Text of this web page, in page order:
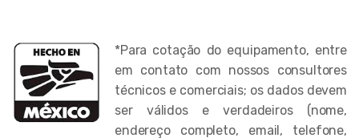
*Para cotação do equipamento, entre
em contato com nossos consultores
técnicos e comerciais; os dados devem
ser válidos e verdadeiros (nome,
endereço completo, email, telefone,